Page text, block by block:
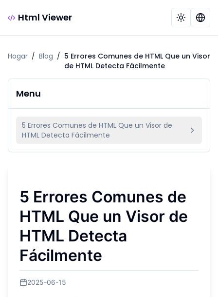
Html Viewer
Hogar / Blog / 5 Errores Comunes de HTML Que un Visor
de HTML Detecta Fácilmente
Menu
5 Errores Comunes de HTML Que un Visor de
HTML Detecta Fácilmente
5 Errores Comunes de
HTML Que un Visor de
HTML Detecta
Fácilmente
2025-06-15